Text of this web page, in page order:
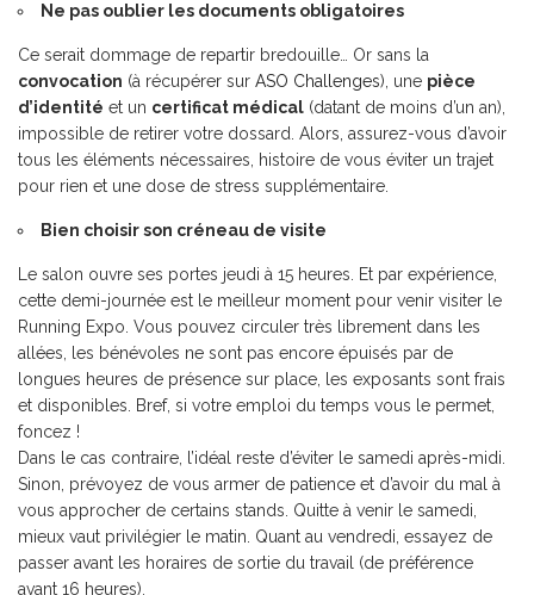
Ne pas oublier les documents obligatoires
Ce serait dommage de repartir bredouille… Or sans la
convocation (à récupérer sur ASO Challenges), une pièce
d’identité et un certificat médical (datant de moins d’un an),
impossible de retirer votre dossard. Alors, assurez-vous d’avoir
tous les éléments nécessaires, histoire de vous éviter un trajet
pour rien et une dose de stress supplémentaire.
Bien choisir son créneau de visite
Le salon ouvre ses portes jeudi à 15 heures. Et par expérience,
cette demi-journée est le meilleur moment pour venir visiter le
Running Expo. Vous pouvez circuler très librement dans les
allées, les bénévoles ne sont pas encore épuisés par de
longues heures de présence sur place, les exposants sont frais
et disponibles. Bref, si votre emploi du temps vous le permet,
foncez !
Dans le cas contraire, l’idéal reste d’éviter le samedi après-midi.
Sinon, prévoyez de vous armer de patience et d’avoir du mal à
vous approcher de certains stands. Quitte à venir le samedi,
mieux vaut privilégier le matin. Quant au vendredi, essayez de
passer avant les horaires de sortie du travail (de préférence
avant 16 heures).